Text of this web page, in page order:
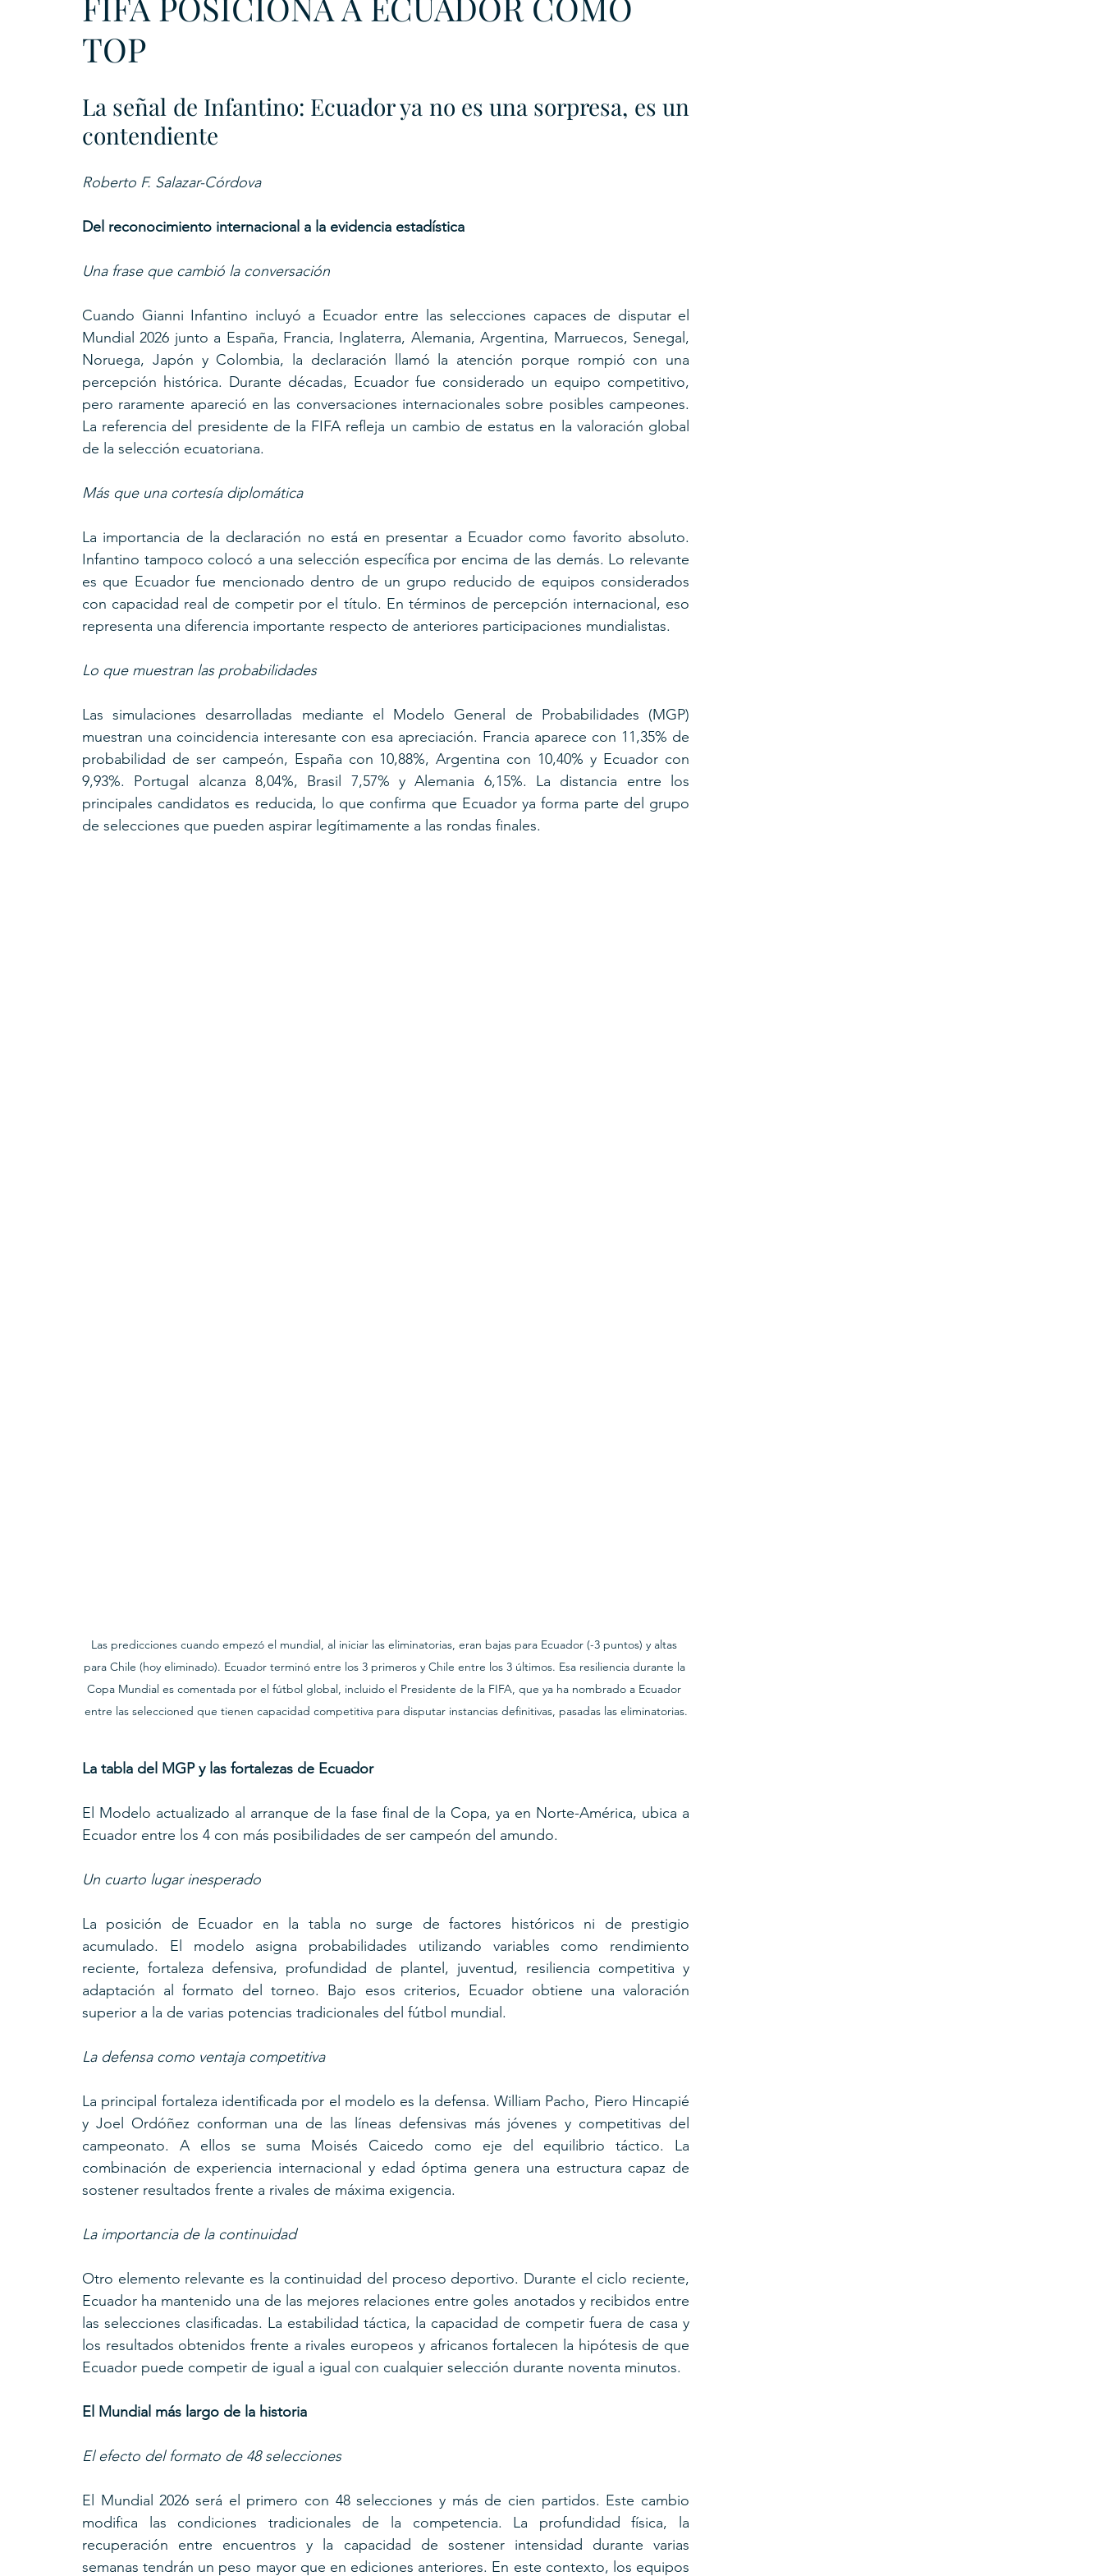
TOP
La señal de Infantino: Ecuador ya no es una sorpresa, es un
contendiente
Roberto F. Salazar-Córdova
Del reconocimiento internacional a la evidencia estadística
Una frase que cambió la conversación
Cuando Gianni Infantino incluyó a Ecuador entre las selecciones capaces de disputar el
Mundial 2026 junto a España, Francia, Inglaterra, Alemania, Argentina, Marruecos, Senegal,
Noruega, Japón y Colombia, la declaración llamó la atención porque rompió con una
percepción histórica. Durante décadas, Ecuador fue considerado un equipo competitivo,
pero raramente apareció en las conversaciones internacionales sobre posibles campeones.
La referencia del presidente de la FIFA refleja un cambio de estatus en la valoración global
de la selección ecuatoriana.
Más que una cortesía diplomática
La importancia de la declaración no está en presentar a Ecuador como favorito absoluto.
Infantino tampoco colocó a una selección específica por encima de las demás. Lo relevante
es que Ecuador fue mencionado dentro de un grupo reducido de equipos considerados
con capacidad real de competir por el título. En términos de percepción internacional, eso
representa una diferencia importante respecto de anteriores participaciones mundialistas.
Lo que muestran las probabilidades
Las simulaciones desarrolladas mediante el Modelo General de Probabilidades (MGP)
muestran una coincidencia interesante con esa apreciación. Francia aparece con 11,35% de
probabilidad de ser campeón, España con 10,88%, Argentina con 10,40% y Ecuador con
9,93%. Portugal alcanza 8,04%, Brasil 7,57% y Alemania 6,15%. La distancia entre los
principales candidatos es reducida, lo que confirma que Ecuador ya forma parte del grupo
de selecciones que pueden aspirar legítimamente a las rondas finales.
Las predicciones cuando empezó el mundial, al iniciar las eliminatorias, eran bajas para Ecuador (-3 puntos) y altas
para Chile (hoy eliminado). Ecuador terminó entre los 3 primeros y Chile entre los 3 últimos. Esa resiliencia durante la
Copa Mundial es comentada por el fútbol global, incluido el Presidente de la FIFA, que ya ha nombrado a Ecuador
entre las seleccioned que tienen capacidad competitiva para disputar instancias definitivas, pasadas las eliminatorias.
La tabla del MGP y las fortalezas de Ecuador
El Modelo actualizado al arranque de la fase final de la Copa, ya en Norte-América, ubica a
Ecuador entre los 4 con más posibilidades de ser campeón del amundo.
Un cuarto lugar inesperado
La posición de Ecuador en la tabla no surge de factores históricos ni de prestigio
acumulado. El modelo asigna probabilidades utilizando variables como rendimiento
reciente, fortaleza defensiva, profundidad de plantel, juventud, resiliencia competitiva y
adaptación al formato del torneo. Bajo esos criterios, Ecuador obtiene una valoración
superior a la de varias potencias tradicionales del fútbol mundial.
La defensa como ventaja competitiva
La principal fortaleza identificada por el modelo es la defensa. William Pacho, Piero Hincapié
y Joel Ordóñez conforman una de las líneas defensivas más jóvenes y competitivas del
campeonato. A ellos se suma Moisés Caicedo como eje del equilibrio táctico. La
combinación de experiencia internacional y edad óptima genera una estructura capaz de
sostener resultados frente a rivales de máxima exigencia.
La importancia de la continuidad
Otro elemento relevante es la continuidad del proceso deportivo. Durante el ciclo reciente,
Ecuador ha mantenido una de las mejores relaciones entre goles anotados y recibidos entre
las selecciones clasificadas. La estabilidad táctica, la capacidad de competir fuera de casa y
los resultados obtenidos frente a rivales europeos y africanos fortalecen la hipótesis de que
Ecuador puede competir de igual a igual con cualquier selección durante noventa minutos.
El Mundial más largo de la historia
El efecto del formato de 48 selecciones
El Mundial 2026 será el primero con 48 selecciones y más de cien partidos. Este cambio
modifica las condiciones tradicionales de la competencia. La profundidad física, la
recuperación entre encuentros y la capacidad de sostener intensidad durante varias
semanas tendrán un peso mayor que en ediciones anteriores. En este contexto, los equipos